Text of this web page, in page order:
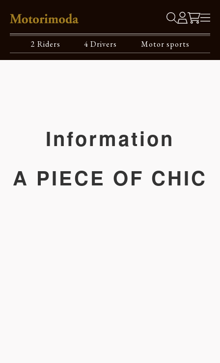
2 Riders 4 Drivers Motor sports
Information
A PIECE OF CHIC